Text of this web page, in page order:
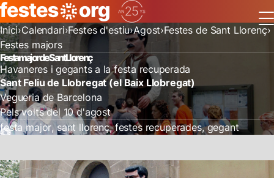
Inici Calendari Festes d'estiu Agost Festes de Sant Llorenç
Festes majors
Festa major de Sant Llorenç
Havaneres i gegants a la festa recuperada
Sant Feliu de Llobregat (el Baix Llobregat)
Vegueria de Barcelona
Pels volts del 10 d'agost
festa major sant llorenç festes recuperades gegant